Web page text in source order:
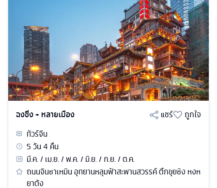
ฉงชิ่ง + หลายเมือง แชร์
ถูกใจ
ทัวร์จีน
5วัน4 คืน
มี.ค. / เม.ย. / พ.ค. / มิ.ย. / ก.ย. / ต.ค.
ถนนจินซาเหมิน อุทยานหลุมฟ้าสะพานสวรรค์ ตึกขุยซิง หงห
ยาต้ง